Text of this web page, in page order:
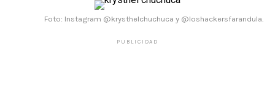
Foto: Instagram @krysthelchuchuca y @loshackersfarandula.
PUBLICIDAD